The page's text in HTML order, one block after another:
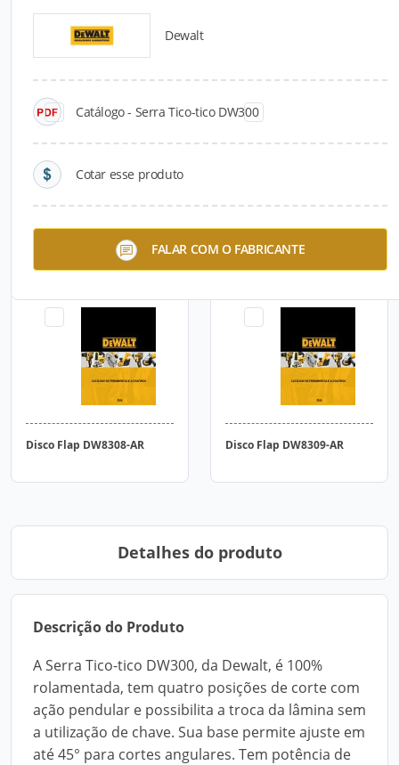
Dewalt
Catálogo - Serra Tico-tico DW300
Cotar esse produto
FALAR COM O FABRICANTE
Catálogos para Download
Disco de Desbaste
Disco Flap DW8308-AR Disco Flap DW8309-AR
Detalhes do produto
Descrição do Produto
A Serra Tico-tico DW300, da Dewalt, é 100%
rolamentada, tem quatro posições de corte com
ação pendular e possibilita a troca da lâmina sem
a utilização de chave. Sua base permite ajuste em
até 45° para cortes angulares. Tem potência de